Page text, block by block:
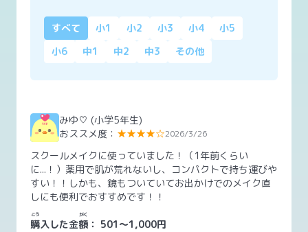
すべて 小1 小2 小3 小4
小5
小6
中1 中2 中3 その他
みゆ♡ (小学5年生)
おススメ度： ★★★★☆2026/3/26
スクールメイクに使っていました！（1年前くらい
に...！）薬用で肌が荒れないし、コンパクトで持ち運びや
すい！！しかも、鏡もついていてお出かけでのメイク直
しにも便利でおすすめです！！
購
こう
入した金額
がく
： 501～1,000円